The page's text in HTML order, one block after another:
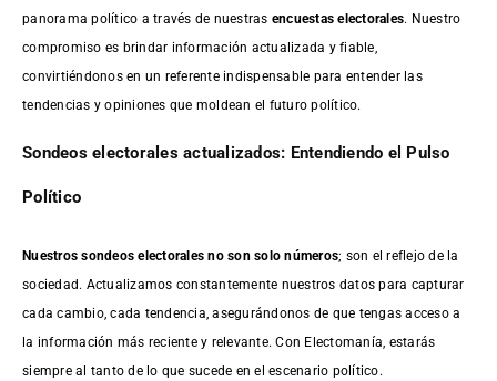
panorama político a través de nuestras encuestas electorales. Nuestro
compromiso es brindar información actualizada y fiable,
convirtiéndonos en un referente indispensable para entender las
tendencias y opiniones que moldean el futuro político.
Sondeos electorales actualizados: Entendiendo el Pulso
Político
Nuestros sondeos electorales no son solo números; son el reflejo de la
sociedad. Actualizamos constantemente nuestros datos para capturar
cada cambio, cada tendencia, asegurándonos de que tengas acceso a
la información más reciente y relevante. Con Electomanía, estarás
siempre al tanto de lo que sucede en el escenario político.